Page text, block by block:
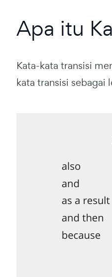
Apa itu
Kata-kata transisi
kata transisi sebagai